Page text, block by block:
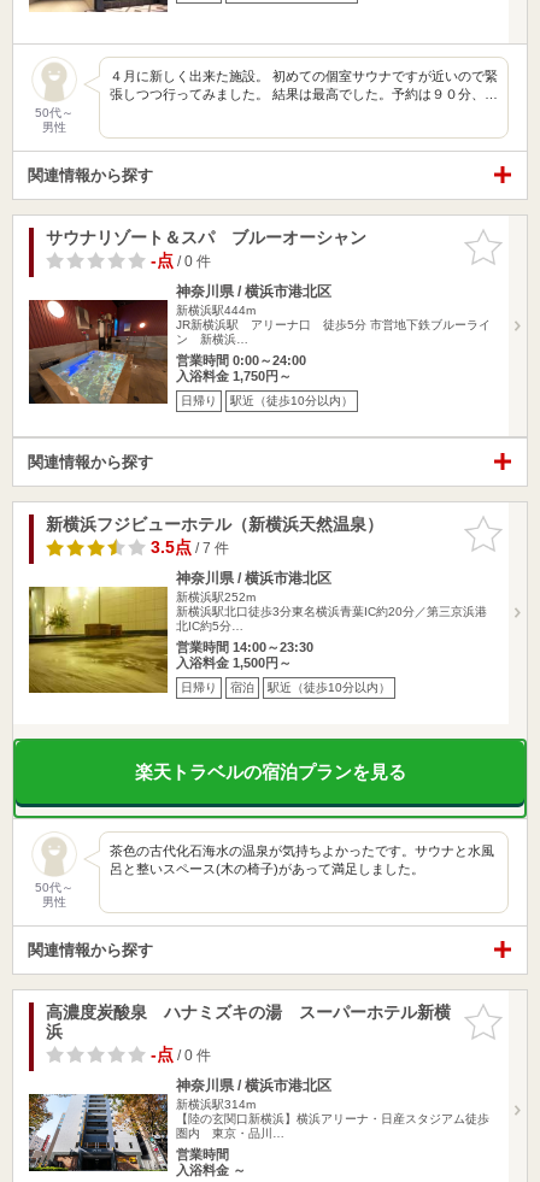
50代～
男性
４月に新しく出来た施設。 初めての個室サウナですが近いので緊
張しつつ行ってみました。 結果は最高でした。予約は９０分、…
関連情報から探す
お気に入
りに追加
サウナリゾート＆スパ ブルーオーシャン
-点/ 0 件
神奈川県 / 横浜市港北区
新横浜駅444m
JR新横浜駅 アリーナ口 徒歩5分 市営地下鉄ブルーライ
ン 新横浜…
営業時間 0:00～24:00
入浴料金 1,750円～
日帰り 駅近（徒歩10分以内）
関連情報から探す
お気に入
りに追加
新横浜フジビューホテル（新横浜天然温泉）
3.5点/ 7 件
神奈川県 / 横浜市港北区
新横浜駅252m
新横浜駅北口徒歩3分東名横浜青葉IC約20分／第三京浜港
北IC約5分…
営業時間 14:00～23:30
入浴料金 1,500円～
日帰り 宿泊 駅近（徒歩10分以内）
楽天トラベルの宿泊プランを見る
50代～
男性
茶色の古代化石海水の温泉が気持ちよかったです。サウナと水風
呂と整いスペース(木の椅子)があって満足しました。
関連情報から探す
お気に入
りに追加
高濃度炭酸泉 ハナミズキの湯 スーパーホテル新横
浜
-点/ 0 件
神奈川県 / 横浜市港北区
新横浜駅314m
【陸の玄関口新横浜】横浜アリーナ・日産スタジアム徒歩
圏内 東京・品川…
営業時間
入浴料金 ～